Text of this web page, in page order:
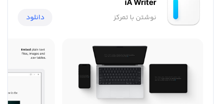
iA Writer
نوشتن با تمرکز دانلود